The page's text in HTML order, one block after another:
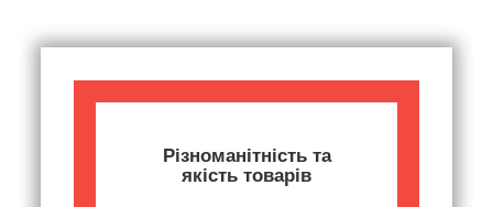
Різноманітність та
якість товарів